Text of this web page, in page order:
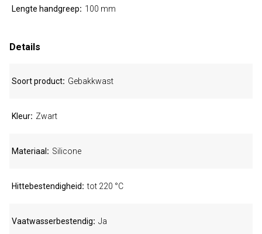
Lengte handgreep 100 mm
Details
Soort product Gebakkwast
Kleur Zwart
Materiaal Silicone
Hittebestendigheid tot 220 °C
Vaatwasserbestendig Ja